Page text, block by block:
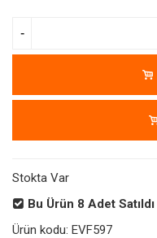
-
Stokta Var
Bu Ürün 8 Adet Satıldı
Ürün kodu: EVF597